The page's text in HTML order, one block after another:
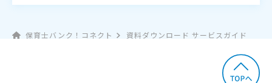
保育士バンク！コネクト 資料ダウンロード サービスガイド